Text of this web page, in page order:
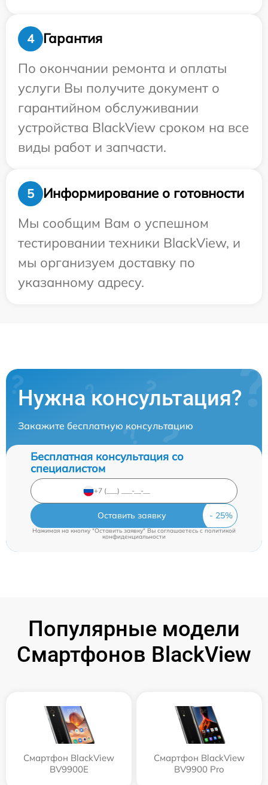
4
Гарантия
По окончании ремонта и оплаты
услуги Вы получите документ о
гарантийном обслуживании
устройства BlackView сроком на все
виды работ и запчасти.
5
Информирование о готовности
Мы сообщим Вам о успешном
тестировании техники BlackView, и
мы организуем доставку по
указанному адресу.
Нужна консультация?
Закажите бесплатную консультацию
Бесплатная консультация со
специалистом
Оставить заявку
Нажимая на кнопку "Оставить заявку" Вы соглашаетесь cполитикой
конфиденциальности
Популярные модели
Смартфонов BlackView
Смартфон BlackView
BV9900E
Смартфон BlackView
BV9900 Pro